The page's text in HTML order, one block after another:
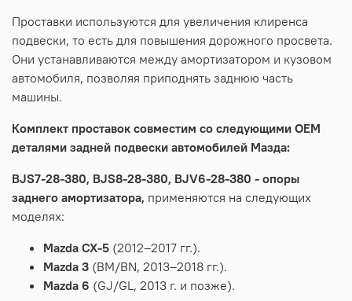
Проставки используются для увеличения клиренса
подвески, то есть для повышения дорожного просвета.
Они устанавливаются между амортизатором и кузовом
автомобиля, позволяя приподнять заднюю часть
машины.
Комплект проставок совместим со следующими OEM
деталями задней подвески автомобилей Мазда:
BJS7-28-380, BJS8-28-380, BJV6-28-380 - опоры
заднего амортизатора, применяются на следующих
моделях:
Mazda CX-5 (2012–2017 гг.).
Mazda 3 (BM/BN, 2013–2018 гг.).
Mazda 6 (GJ/GL, 2013 г. и позже).